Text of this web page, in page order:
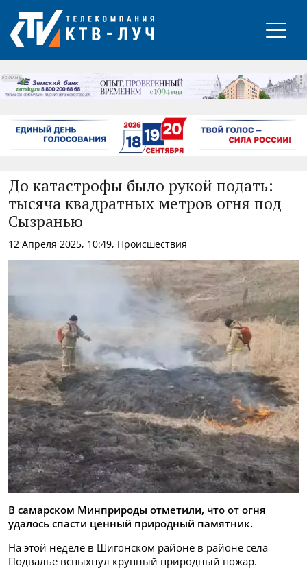
РЕКЛАМА
До катастрофы было рукой подать:
тысяча квадратных метров огня под
Сызранью
12 Апреля 2025, 10:49, Происшествия
В самарском Минприроды отметили, что от огня
удалось спасти ценный природный памятник.
На этой неделе в Шигонском районе в районе села
Подвалье вспыхнул крупный природный пожар.